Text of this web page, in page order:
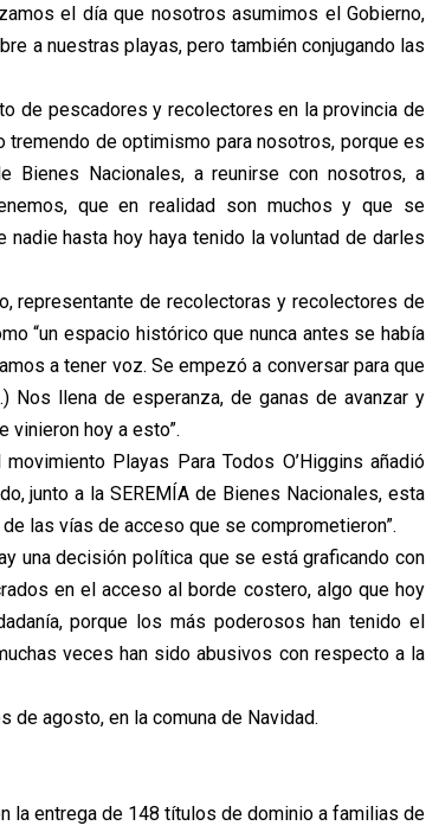
el día que nosotros asumimos el Gobierno,
a nuestras playas, pero también conjugando las
de pescadores y recolectores en la provincia de
tremendo de optimismo para nosotros, porque es
Bienes Nacionales, a reunirse con nosotros, a
que en realidad son muchos y que se
hasta hoy haya tenido la voluntad de darles
representante de recolectoras y recolectores de
“un espacio histórico que nunca antes se había
a tener voz. Se empezó a conversar para que
Nos llena de esperanza, de ganas de avanzar y
vinieron hoy a esto”.
Playas Para Todos O’Higgins añadió
junto a la SEREMÍA de Bienes Nacionales, esta
las vías de acceso que se comprometieron”.
una decisión política que se está graficando con
en el acceso al borde costero, algo que hoy
porque los más poderosos han tenido el
veces han sido abusivos con respecto a la
de agosto, en la comuna de Navidad.
la entrega de 148 títulos de dominio a familias de